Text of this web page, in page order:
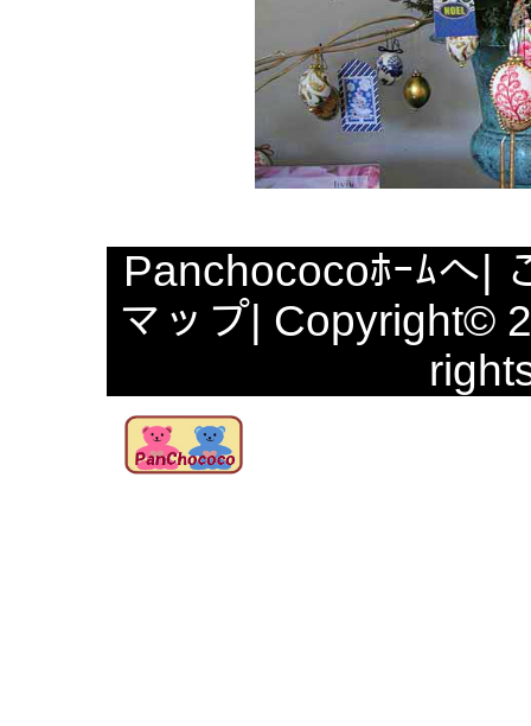
Panchococoﾎｰﾑへ
マップ | Copyright©